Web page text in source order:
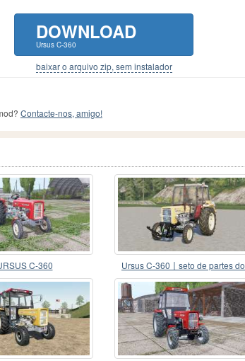
DOWNLOAD
Ursus C-360
baixar o arquivo zip, sem instalador
Contacte-nos, amigo!
C-360
Ursus C-360〡seto de partes do
interior